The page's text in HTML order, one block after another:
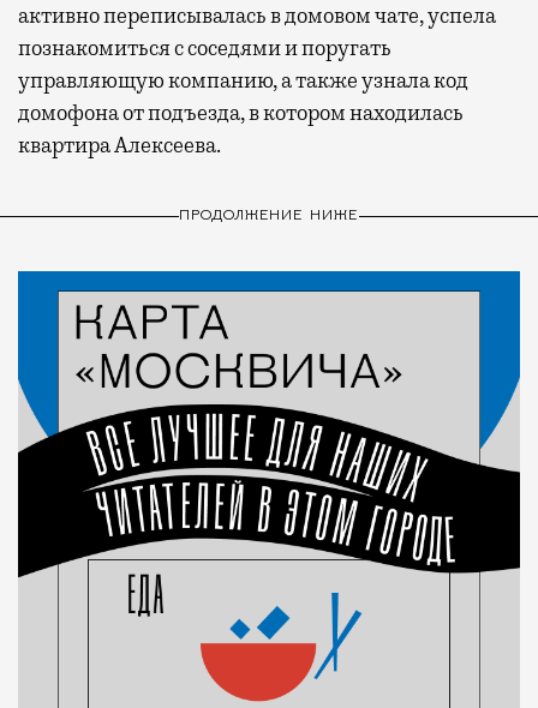
активно переписывалась в домовом чате, успела
познакомиться с соседями и поругать
управляющую компанию, а также узнала код
домофона от подъезда, в котором находилась
квартира Алексеева.
ПРОДОЛЖЕНИЕ НИЖЕ